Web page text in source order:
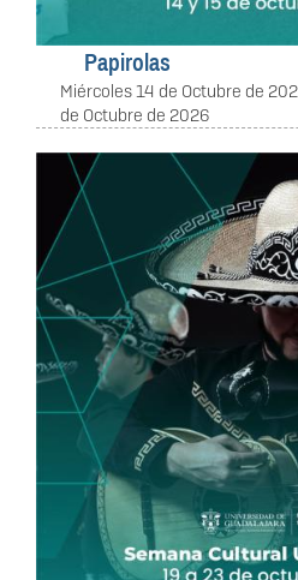
Miércoles 14 de Octubre de 2026
de Octubre de 2026